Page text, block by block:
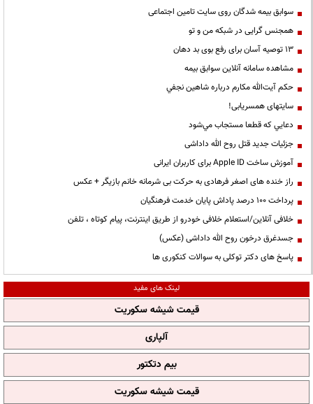
سوابق بیمه شدگان روی سایت تامین اجتماعی
همجنس گرایی در شبکه من و تو
13 توصیه آسان برای رفع بوی بد دهان
مشاهده سامانه آنلاين سوابق بیمه
حكم آيت‌الله مكارم درباره شاهين نجفي
سایتهای همسریابی!
دعايي كه قطعا مستجاب مي‌شود
جزئیات جدید قتل روح الله داداشی
آموزش ساخت Apple ID برای کاربران ایرانی
راز خنده های اصغر فرهادی به حرکت بی شرمانه خانم بازیگر + عکس
پرداخت ۱۰۰ درصد پاداش پایان خدمت فرهنگیان
خلافی آنلاین/استعلام خلافی خودرو از طریق اینترنت، پیام کوتاه ، تلفن
جسدغرق درخون روح الله داداشی (عکس)
پاسخ های دکتر توکلی به سوالات کنکوری ها
لینک های مفید
قیمت شیشه سکوریت
آلپاری
بیم دتکتور
قیمت شیشه سکوریت